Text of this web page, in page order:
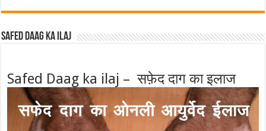
Safed Daag ka ilaj
Safed Daag ka ilaj – सफ़ेद दाग का इलाज